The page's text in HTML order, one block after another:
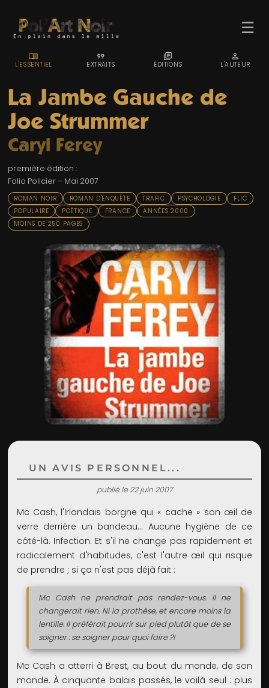
☰
ACCUEIL
TROMBINO
INDEX
RECHERCHE
BLOG
UN POLAR AU HASARD
La Jambe Gauche de
Joe Strummer
Caryl Ferey
première édition :
Folio Policier – Mai 2007
ROMAN NOIR ROMAN D'ENQUÊTE TRAFIC PSYCHOLOGIE
FLIC
POPULAIRE
POÉTIQUE FRANCE
ANNÉES 2000
MOINS DE 250 PAGES
UN AVIS PERSONNEL...
publié le 22 juin 2007
Mc Cash, l'Irlandais borgne qui « cache » son œil de
verre derrière un bandeau... Aucune hygiène de ce
côté-là. Infection. Et s'il ne change pas rapidement et
radicalement d'habitudes, c'est l'autre œil qui risque
de prendre ; si ça n'est pas déjà fait :
Mc Cash ne prendrait pas rendez-vous. Il ne
changerait rien. Ni la prothèse, et encore moins la
lentille. Il préférait pourrir sur pied plutôt que de se
soigner : se soigner pour quoi faire ?!
Mc Cash a atterri à Brest, au bout du monde, de son
monde. À cinquante balais passés, le voilà seul : plus
MENU_BOOK
L'ESSENTIEL
FORMAT_QUOTE
EXTRAITS
LIBRARY_BOOKS
ÉDITIONS
PERSON
L'AUTEUR